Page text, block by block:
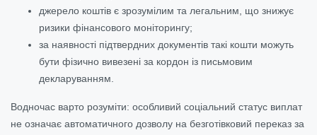
джерело коштів є зрозумілим та легальним, що знижує
ризики фінансового моніторингу;
за наявності підтвердних документів такі кошти можуть
бути фізично вивезені за кордон із письмовим
декларуванням.
Водночас варто розуміти: особливий соціальний статус виплат
не означає автоматичного дозволу на безготівковий переказ за